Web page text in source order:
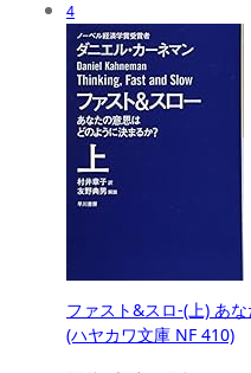
4
ファスト&スロ-(上) あ
(ハヤカワ文庫 NF 410)